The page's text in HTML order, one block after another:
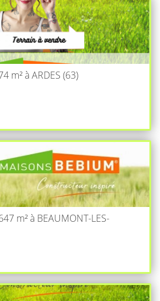
m² à ARDES (63)
m² à BEAUMONT-LES-